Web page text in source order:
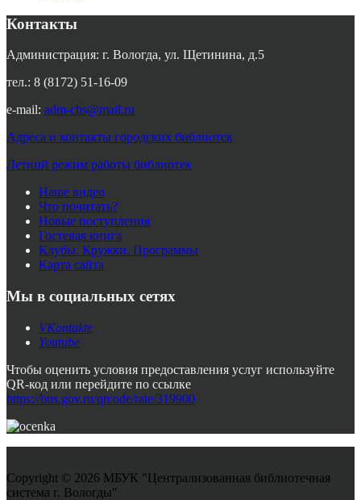
Контакты
Администрация: г. Вологда, ул. Щетинина, д.5
тел.: 8 (8172) 51-16-09
e-mail: adm-cbs@mail.ru
Адреса и контакты городских библиотек
Летний режим работы библиотек
Наше видео
Что почитать?
Новые поступления
Гостевая книга
Клубы. Кружки. Программы
Карта сайта
Мы в социальных сетях
VKontakte
Youtube
Чтобы оценить условия предоставления услуг используйте
QR-код или перейдите по ссылке
https://bus.gov.ru/qrcode/rate/319900
Copyright © 2026 МБУК "Централизованная библиотечная
система г. Вологды"